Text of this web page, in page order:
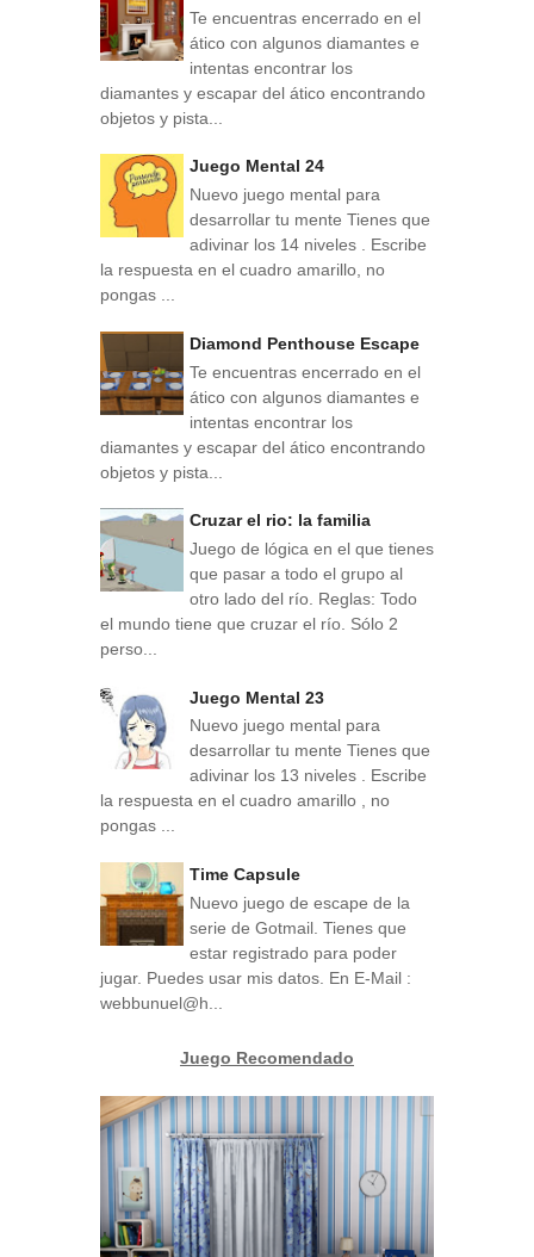
Te encuentras encerrado en el
ático con algunos diamantes e
intentas encontrar los
diamantes y escapar del ático encontrando
objetos y pista...
Juego Mental 24
Nuevo juego mental para
desarrollar tu mente Tienes que
adivinar los 14 niveles . Escribe
la respuesta en el cuadro amarillo, no
pongas ...
Diamond Penthouse Escape
Te encuentras encerrado en el
ático con algunos diamantes e
intentas encontrar los
diamantes y escapar del ático encontrando
objetos y pista...
Cruzar el rio: la familia
Juego de lógica en el que tienes
que pasar a todo el grupo al
otro lado del río. Reglas: Todo
el mundo tiene que cruzar el río. Sólo 2
perso...
Juego Mental 23
Nuevo juego mental para
desarrollar tu mente Tienes que
adivinar los 13 niveles . Escribe
la respuesta en el cuadro amarillo , no
pongas ...
Time Capsule
Nuevo juego de escape de la
serie de Gotmail. Tienes que
estar registrado para poder
jugar. Puedes usar mis datos. En E-Mail :
webbunuel@h...
Juego Recomendado